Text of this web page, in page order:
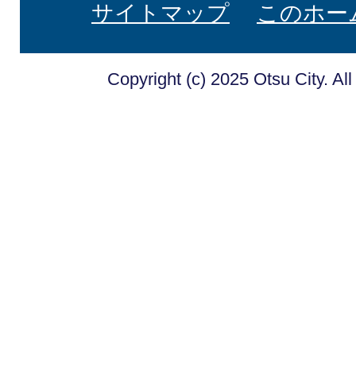
サイトマップ このホ
Copyright (c) 2025 Otsu City.